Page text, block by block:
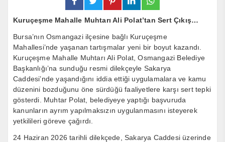
Kuruçeşme Mahalle Muhtarı Ali Polat’tan Sert Çıkış…
Bursa’nın Osmangazi ilçesine bağlı Kuruçeşme
Mahallesi’nde yaşanan tartışmalar yeni bir boyut kazandı.
Kuruçeşme Mahalle Muhtarı Ali Polat, Osmangazi Belediye
Başkanlığı’na sunduğu resmi dilekçeyle Sakarya
Caddesi’nde yaşandığını iddia ettiği uygulamalara ve kamu
düzenini bozduğunu öne sürdüğü faaliyetlere karşı sert tepki
gösterdi. Muhtar Polat, belediyeye yaptığı başvuruda
kanunların ayrım yapılmaksızın uygulanmasını isteyerek
yetkilileri göreve çağırdı.
24 Haziran 2026 tarihli dilekçede, Sakarya Caddesi üzerinde